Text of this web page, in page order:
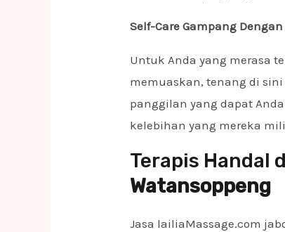
Self-Care Gampang
Untuk Anda yang merasa
memuaskan, tenang di
panggilan yang dapat
kelebihan yang mereka
Terapis Handal
Watansoppeng
Jasa lailiaMassage.com